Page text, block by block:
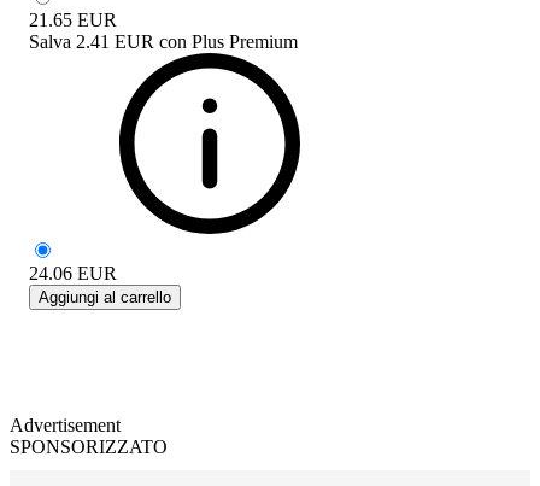
21.65 EUR
Salva 2.41 EUR con Plus Premium
24.06 EUR
Aggiungi al carrello
Advertisement
SPONSORIZZATO